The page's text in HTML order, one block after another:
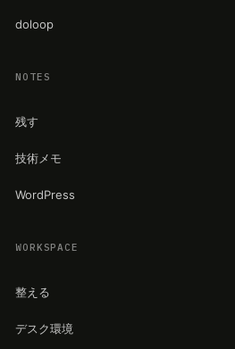
doloop
NOTES
残す
技術メモ
WordPress
WORKSPACE
整える
デスク環境